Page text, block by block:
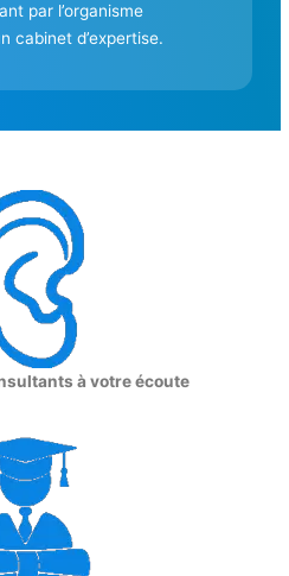
par l’organisme
cabinet d’expertise.
à votre écoute